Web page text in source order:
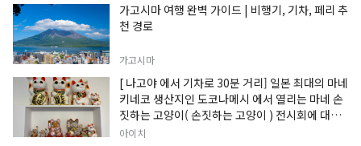
가고시마 여행 완벽 가이드 | 비행기, 기차, 페리 추
천 경로
가고시마
[ 나고야 에서 기차로 30분 거리] 일본 최대의 마네
키네코 생산지인 도코나메시 에서 열리는 마네 손
짓하는 고양이( 손짓하는 고양이 ) 전시회에 대한
정보입니다.
아이치